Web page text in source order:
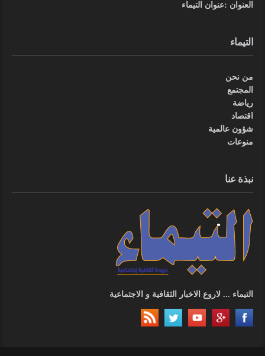
العنوان :عنوان التيماء
التيماء
من نحن
المجتمع
رياضة
اقتصاد
شؤون عالمية
منوعات
نبذة عنا
التيماء ... لاروع الاخبار الثقافية و الاجتماعية